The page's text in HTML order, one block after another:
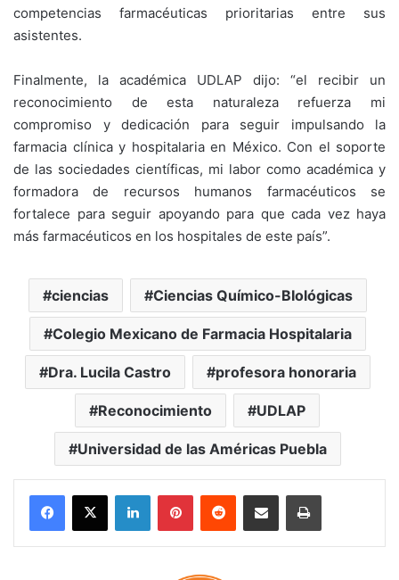
competencias farmacéuticas prioritarias entre sus
asistentes.
Finalmente, la académica UDLAP dijo: “el recibir un
reconocimiento de esta naturaleza refuerza mi
compromiso y dedicación para seguir impulsando la
farmacia clínica y hospitalaria en México. Con el soporte
de las sociedades científicas, mi labor como académica y
formadora de recursos humanos farmacéuticos se
fortalece para seguir apoyando para que cada vez haya
más farmacéuticos en los hospitales de este país”.
ciencias Ciencias Químico-BIológicas
Colegio Mexicano de Farmacia Hospitalaria
Dra. Lucila Castro profesora honoraria
Reconocimiento UDLAP
Universidad de las Américas Puebla
LinkedInPinterestReddit Share via Email Print